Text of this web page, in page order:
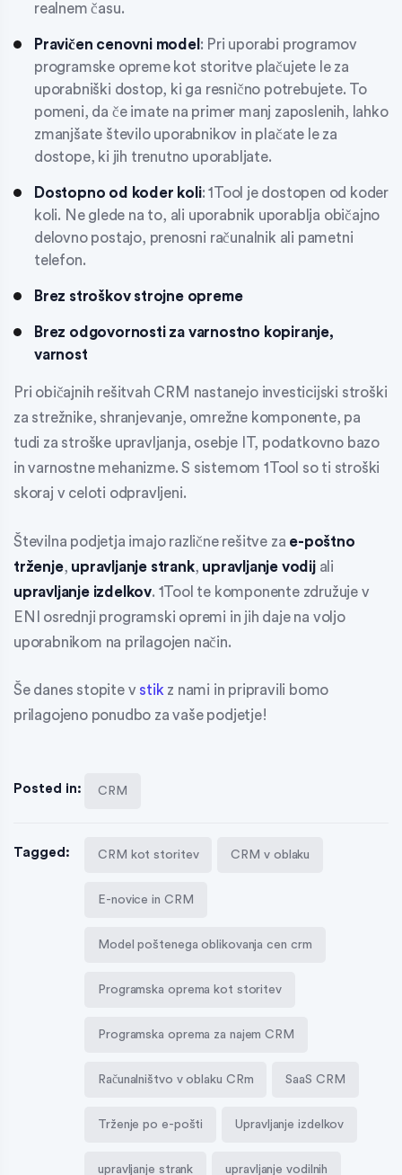
realnem času.
Pravičen cenovni model : Pri uporabi programov
programske opreme kot storitve plačujete le za
uporabniški dostop, ki ga resnično potrebujete. To
pomeni, da če imate na primer manj zaposlenih, lahko
zmanjšate število uporabnikov in plačate le za
dostope, ki jih trenutno uporabljate.
Dostopno od koder koli: 1Tool je dostopen od koder
koli. Ne glede na to, ali uporabnik uporablja običajno
delovno postajo, prenosni računalnik ali pametni
telefon.
Brez stroškov strojne opreme
Brez odgovornosti za varnostno kopiranje,
varnost
Pri običajnih rešitvah CRM nastanejo investicijski stroški
za strežnike, shranjevanje, omrežne komponente, pa
tudi za stroške upravljanja, osebje IT, podatkovno bazo
in varnostne mehanizme. S sistemom 1Tool so ti stroški
skoraj v celoti odpravljeni.
Številna podjetja imajo različne rešitve za e-poštno
trženje, upravljanje strank, upravljanje vodijali
upravljanje izdelkov. 1Tool te komponente združuje v
ENI osrednji programski opremi in jih daje na voljo
uporabnikom na prilagojen način.
Še danes stopite v stik z nami in pripravili bomo
prilagojeno ponudbo za vaše podjetje!
Posted in: CRM
Tagged: CRM kot storitev CRM v oblaku
E-novice in CRM
Model poštenega oblikovanja cen crm
Programska oprema kot storitev
Programska oprema za najem CRM
Računalništvo v oblaku CRm SaaS CRM
Trženje po e-pošti Upravljanje izdelkov
upravljanje strank upravljanje vodilnih